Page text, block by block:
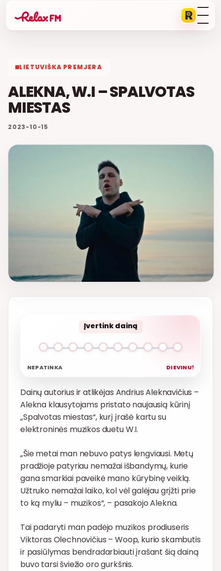
LIETUVIŠKA PREMJERA
ALEKNA, W.I – SPALVOTAS
MIESTAS
2023-10-15
Įvertink dainą
NEPATINKA DIEVINU!
Dainų autorius ir atlikėjas Andrius Aleknavičius –
Alekna klausytojams pristato naujausią kūrinį
„Spalvotas miestas“, kurį įrašė kartu su
elektroninės muzikos duetu W.I.
„Šie metai man nebuvo patys lengviausi. Metų
pradžioje patyriau nemažai išbandymų, kurie
gana smarkiai paveikė mano kūrybinę veiklą.
Užtruko nemažai laiko, kol vėl galėjau grįžti prie
to ką myliu – muzikos“, – pasakojo Alekna.
Tai padaryti man padėjo muzikos prodiuseris
Viktoras Olechnovičius – Woop, kurio skambutis
ir pasiūlymas bendradarbiauti įrašant šią dainą
buvo tarsi šviežio oro gurkšnis.